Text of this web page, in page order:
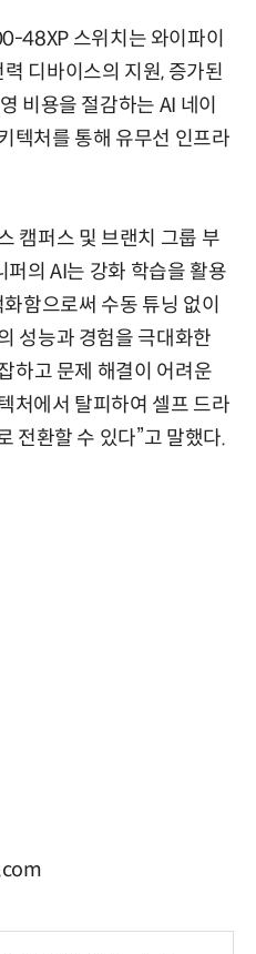
48XP 스위치는 와이파이
디바이스의 지원, 증가된
비용을 절감하는 AI 네이
텍처를 통해 유무선 인프라
캠퍼스 및 브랜치 그룹 부
의 AI는 강화 학습을 활용
함으로써 수동 튜닝 없이
성능과 경험을 극대화한
하고 문제 해결이 어려운
처에서 탈피하여 셀프 드라
전환할 수 있다”고 말했다.